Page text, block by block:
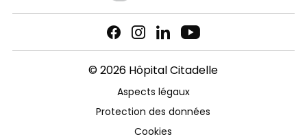
© 2026 Hôpital Citadelle
Aspects légaux
Protection des données
Cookies